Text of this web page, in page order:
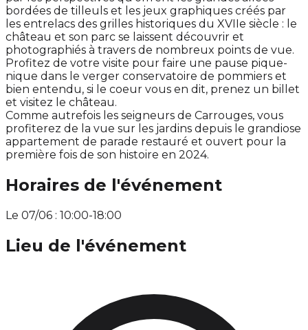
bordées de tilleuls et les jeux graphiques créés par
les entrelacs des grilles historiques du XVIIe siècle : le
château et son parc se laissent découvrir et
photographiés à travers de nombreux points de vue.
Profitez de votre visite pour faire une pause pique-
nique dans le verger conservatoire de pommiers et
bien entendu, si le coeur vous en dit, prenez un billet
et visitez le château.
Comme autrefois les seigneurs de Carrouges, vous
profiterez de la vue sur les jardins depuis le grandiose
appartement de parade restauré et ouvert pour la
première fois de son histoire en 2024.
Horaires de l'événement
Le 07/06 : 10:00-18:00
Lieu de l'événement